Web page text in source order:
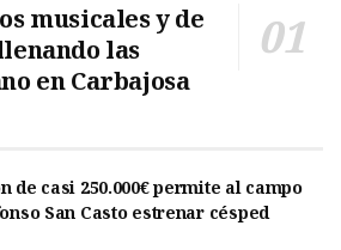
musicales y de
las
en Carbajosa
de casi 250.000€ permite al campo
San Casto estrenar césped